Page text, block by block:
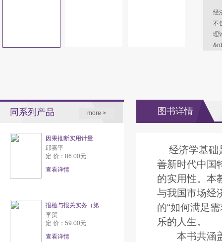
经
不
理
同系列产品 more >
因果推断实用计量
邱嘉平
定 价：86.00元
查看详情
报检与报关实务（第
李贺
定 价：59.00元
查看详情
图书详情
经济学基础
善新时代中国
的实用性。本
与我国市场经
的“如何满足
乐的人生。
本书共涵盖